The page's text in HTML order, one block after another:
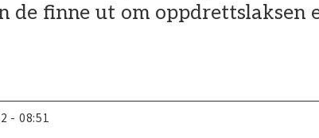
de finne ut om oppdrettslaksen
- 08:51